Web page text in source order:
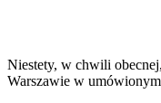
Niestety, w chwili
Warszawie w